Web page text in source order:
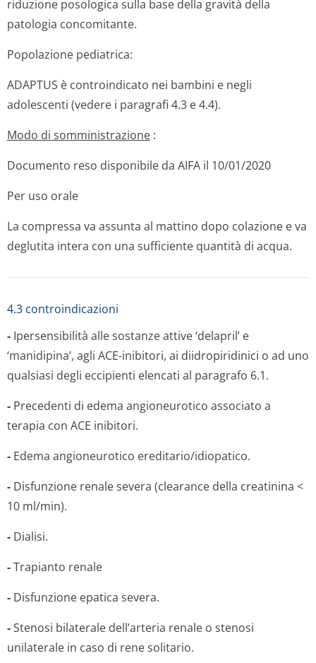
riduzione posologica sulla base della gravità della
patologia concomitante.
Popolazione pediatrica:
ADAPTUS è controindicato nei bambini e negli
adolescenti (vedere i paragrafi 4.3 e 4.4).
Modo di somministrazione :
Documento reso disponibile da AIFA il 10/01/2020
Per uso orale
La compressa va assunta al mattino dopo colazione e va
deglutita intera con una sufficiente quantità di acqua.
4.3 controindicazioni
- Ipersensibilità alle sostanze attive ‘delapril’ e
‘manidipina’, agli ACE-inibitori, ai diidropiridinici o ad uno
qualsiasi degli eccipienti elencati al paragrafo 6.1.
- Precedenti di edema angioneurotico associato a
terapia con ACE inibitori.
- Edema angioneurotico ereditario/idi­opatico.
- Disfunzione renale severa (clearance della creatinina <
10 ml/min).
- Dialisi.
-Trapianto renale
- Disfunzione epatica severa.
-Stenosi bilaterale dell’arteria renale o stenosi
unilaterale in caso di rene solitario.